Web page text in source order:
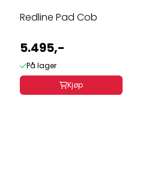
Redline Pad Cob
5.495,-
På lager
Kjøp